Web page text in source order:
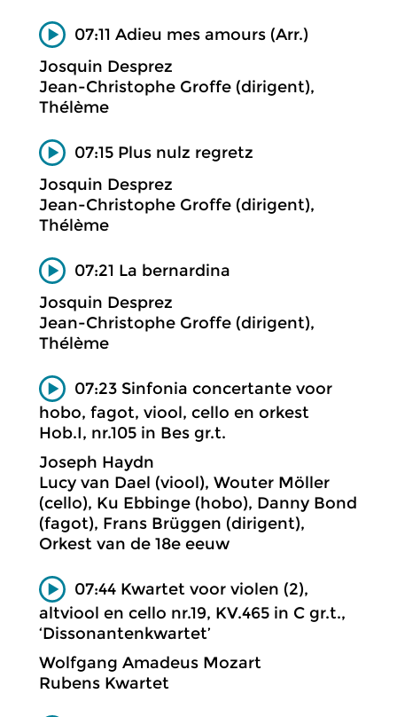
07:11 Adieu mes amours (Arr.)
Josquin Desprez
Jean-Christophe Groffe (dirigent),
Thélème
07:15 Plus nulz regretz
Josquin Desprez
Jean-Christophe Groffe (dirigent),
Thélème
07:21 La bernardina
Josquin Desprez
Jean-Christophe Groffe (dirigent),
Thélème
07:23 Sinfonia concertante voor
hobo, fagot, viool, cello en orkest
Hob.I, nr.105 in Bes gr.t.
Joseph Haydn
Lucy van Dael (viool), Wouter Möller
(cello), Ku Ebbinge (hobo), Danny Bond
(fagot), Frans Brüggen (dirigent),
Orkest van de 18e eeuw
07:44 Kwartet voor violen (2),
altviool en cello nr.19, KV.465 in C gr.t.,
‘Dissonantenkwartet’
Wolfgang Amadeus Mozart
Rubens Kwartet